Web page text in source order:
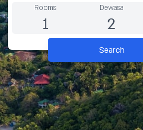
Rooms
1
Dewasa
2
Search